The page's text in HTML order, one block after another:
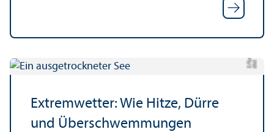
Bil
d:
S.
Pi
y
a
s
e
t
/
1
2
3
rf
Extremwetter: Wie Hitze, Dürre
und Über­schwemmungen